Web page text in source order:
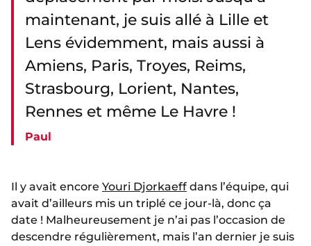
maintenant, je suis allé à Lille et
Lens évidemment, mais aussi à
Amiens, Paris, Troyes, Reims,
Strasbourg, Lorient, Nantes,
Rennes et même Le Havre !
Paul
Il y avait encore Youri Djorkaeff dans l’équipe, qui
avait d’ailleurs mis un triplé ce jour-là, donc ça
date ! Malheureusement je n’ai pas l’occasion de
descendre régulièrement, mais l’an dernier je suis